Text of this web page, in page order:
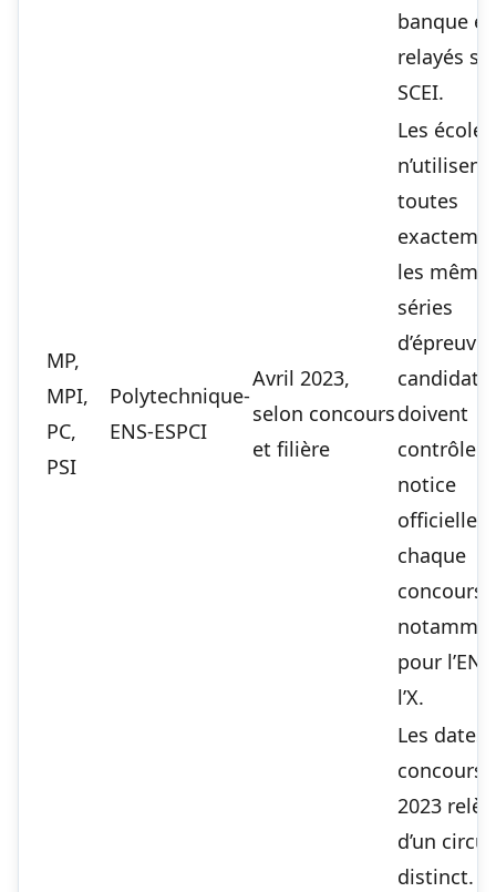
banque et
relayés
SCEI.
MP,
MPI,
PC,
PSI
Polytechnique-
ENS-ESPCI
Avril 2023,
selon concours
et filière
Les écoles
n’utilisent
toutes
les
séries
candidats
doivent
contrôler
notice
officielle
chaque
concours,
pour
l’X.
Les dates
concours
2023
d’un
distinct.